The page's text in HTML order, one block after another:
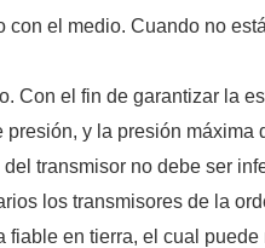
el medio. Cuando no
Con el fin de garantizar la
y la presión máxima
transmisor no debe ser
los transmisores de la
en tierra, el cual